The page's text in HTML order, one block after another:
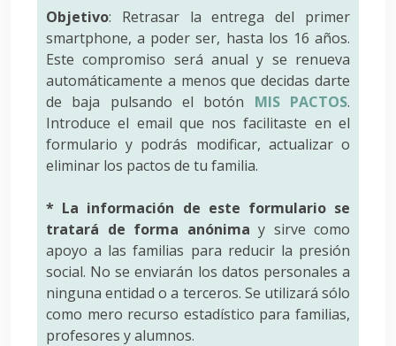
Objetivo: Retrasar la entrega del primer
smartphone, a poder ser, hasta los 16 años.
Este compromiso será anual y se renueva
automáticamente a menos que decidas darte
de baja pulsando el botón MIS PACTOS.
Introduce el email que nos facilitaste en el
formulario y podrás modificar, actualizar o
eliminar los pactos de tu familia.
* La información de este formulario se
tratará de forma anónima y sirve como
apoyo a las familias para reducir la presión
social. No se enviarán los datos personales a
ninguna entidad o a terceros. Se utilizará sólo
como mero recurso estadístico para familias,
profesores y alumnos.